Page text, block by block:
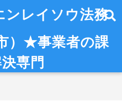
レイソウ法務
）★事業者の課
専門